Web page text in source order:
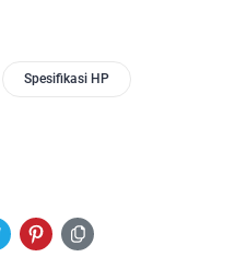
Spesifikasi HP